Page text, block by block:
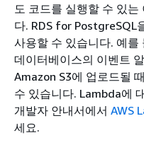
도 코드를 실행할 수 있
다. RDS for PostgreSQL
사용할 수 있습니다. 예
데이터베이스의 이벤트
Amazon S3에 업로드될
수 있습니다. Lambda에
개발자 안내서에서 AWS
세요.